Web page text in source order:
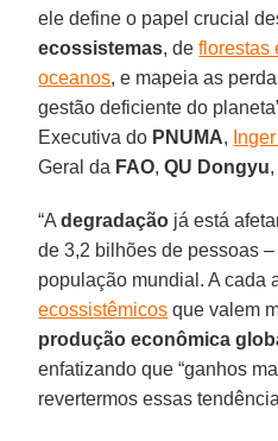
ele define o papel crucial
ecossistemas, deflorestas
oceanos, e mapeia as
gestão deficiente do
Executiva do PNUMA,
Geral da FAO,QU Dongyu
“Adegradação já está
de 3,2 bilhões de pessoas
população mundial. A cada
ecossistêmicos que valem
produção econômica
enfatizando que “ganhos
revertermos essas